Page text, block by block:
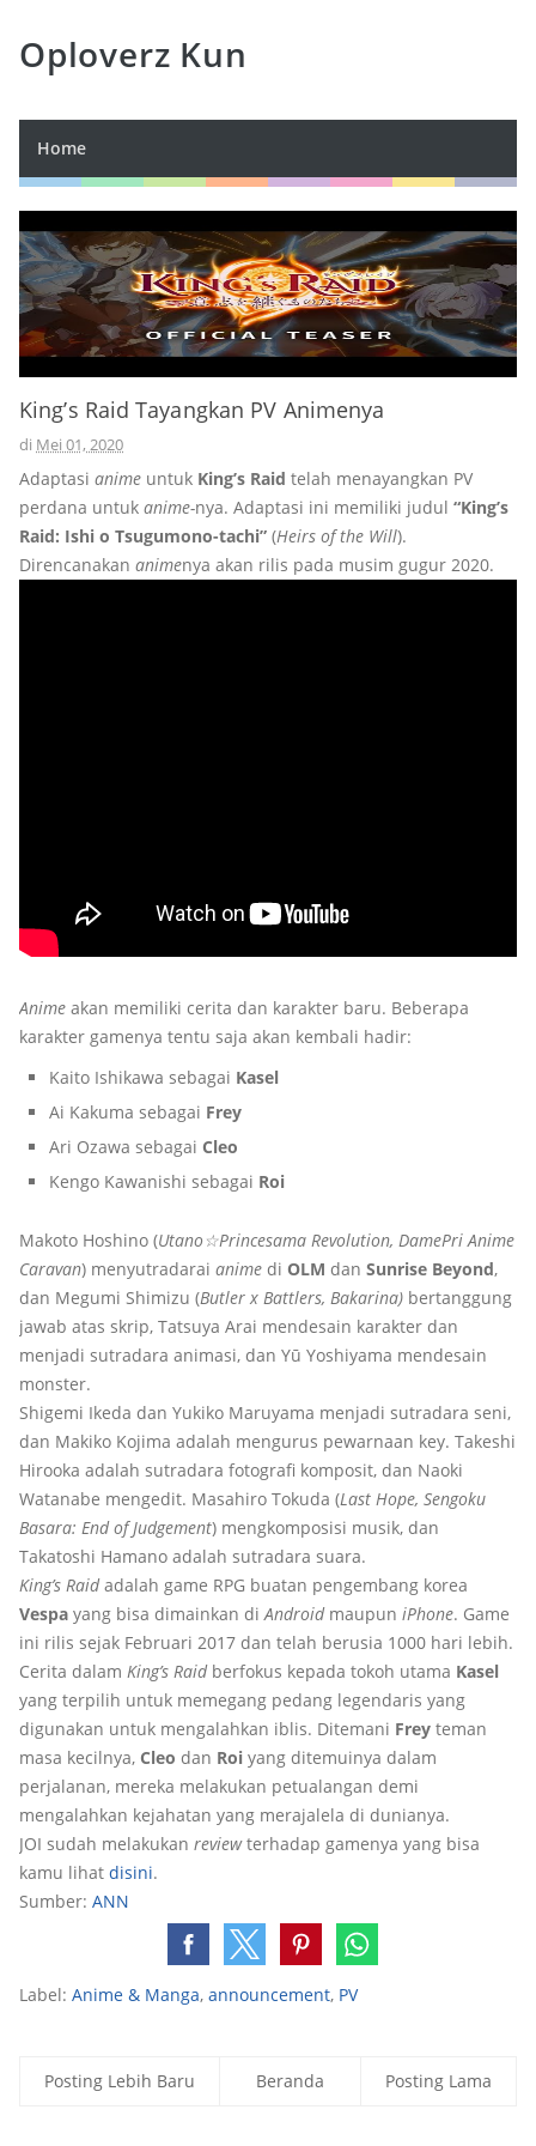
Oploverz Kun
Home
King’s Raid Tayangkan PV Animenya
di Mei 01, 2020
Adaptasi anime untuk King’s Raid telah menayangkan PV
perdana untuk anime-nya. Adaptasi ini memiliki judul “King’s
Raid: Ishi o Tsugumono-tachi” (Heirs of the Will).
Direncanakan animenya akan rilis pada musim gugur 2020.
Anime akan memiliki cerita dan karakter baru. Beberapa
karakter gamenya tentu saja akan kembali hadir:
Kaito Ishikawa sebagai Kasel
Ai Kakuma sebagai Frey
Ari Ozawa sebagai Cleo
Kengo Kawanishi sebagai Roi
Makoto Hoshino (Utano☆Princesama Revolution, DamePri Anime
Caravan) menyutradarai anime di OLM dan Sunrise Beyond,
dan Megumi Shimizu (Butler x Battlers, Bakarina) bertanggung
jawab atas skrip, Tatsuya Arai mendesain karakter dan
menjadi sutradara animasi, dan Yū Yoshiyama mendesain
monster.
Shigemi Ikeda dan Yukiko Maruyama menjadi sutradara seni,
dan Makiko Kojima adalah mengurus pewarnaan key. Takeshi
Hirooka adalah sutradara fotografi komposit, dan Naoki
Watanabe mengedit. Masahiro Tokuda (Last Hope, Sengoku
Basara: End of Judgement) mengkomposisi musik, dan
Takatoshi Hamano adalah sutradara suara.
King’s Raidadalah game RPG buatan pengembang korea
Vespa yang bisa dimainkan di Androidmaupun iPhone. Game
ini rilis sejak Februari 2017 dan telah berusia 1000 hari lebih.
Cerita dalam King’s Raidberfokus kepada tokoh utama Kasel
yang terpilih untuk memegang pedang legendaris yang
digunakan untuk mengalahkan iblis. Ditemani Frey teman
masa kecilnya, Cleo dan Roi yang ditemuinya dalam
perjalanan, mereka melakukan petualangan demi
mengalahkan kejahatan yang merajalela di dunianya.
JOI sudah melakukan reviewterhadap gamenya yang bisa
kamu lihat disini.
Sumber: ANN
Label: Anime & Manga, announcement, PV
Posting Lebih Baru Posting Lama
Beranda